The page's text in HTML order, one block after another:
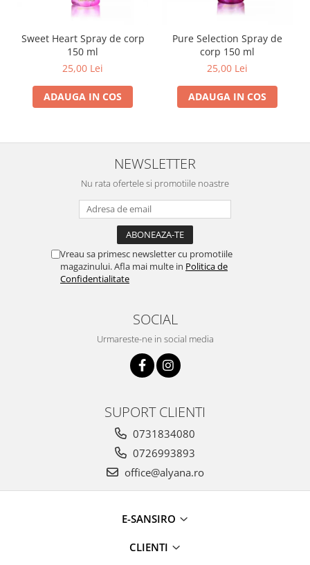
Sweet Heart Spray de corp
150 ml
25,00 Lei
ADAUGA IN COS
Pure Selection Spray de
corp 150 ml
25,00 Lei
ADAUGA IN COS
NEWSLETTER
Nu rata ofertele si promotiile noastre
Vreau sa primesc newsletter cu promotiile
magazinului. Afla mai multe in Politica de
Confidentialitate
SOCIAL
Urmareste-ne in social media
SUPORT CLIENTI
0731834080
0726993893
office@alyana.ro
E-SANSIRO
CLIENTI